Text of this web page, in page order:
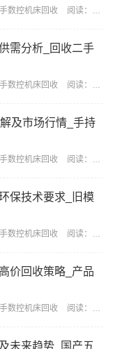
数控机床回收 阅读：2374
需分析_回收二手
数控机床回收 阅读：2278
及市场行情_手持
数控机床回收 阅读：1121
保技术要求_旧模
数控机床回收 阅读：1123
价回收策略_产品
数控机床回收 阅读：1085
未来趋势_国产五